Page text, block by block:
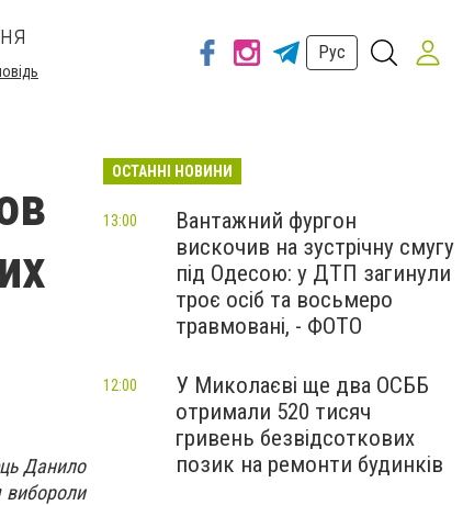
Рус
Данило
вибороли
ОСТАННІ НОВИНИ
Вантажний фургон
вискочив на зустрічну смугу
під Одесою: у ДТП загинули
троє осіб та восьмеро
травмовані, - ФОТО
13:00
У Миколаєві ще два ОСББ
отримали 520 тисяч
гривень безвідсоткових
позик на ремонти будинків
12:00